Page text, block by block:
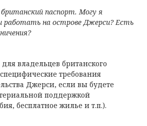
британский паспорт. Могу я
на острове Джерси? Есть
владельцев британского
требования
Джерси, если вы будете
поддержкой
бесплатное жилье и т.п.).